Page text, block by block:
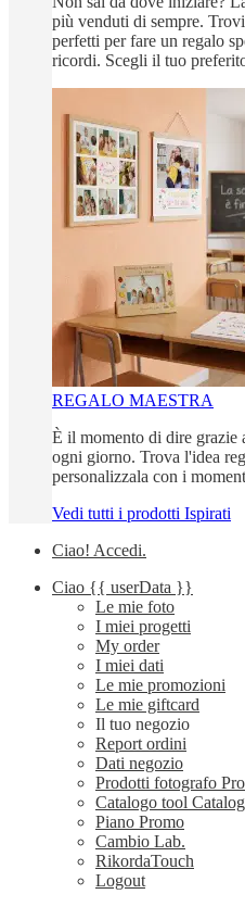
più venduti di sempre.
perfetti per fare un regalo
ricordi. Scegli il tuo
REGALO MAESTRA
È il momento di dire grazie
ogni giorno. Trova l'idea
personalizzala con i
Vedi tutti i prodotti Ispirati
Ciao! Accedi.
Ciao {{ userData }}
Le mie foto
I miei progetti
My order
I miei dati
Le mie promozioni
Le mie giftcard
Il tuo negozio
Report ordini
Dati negozio
Prodotti fotografo
Catalogo tool
Piano Promo
Cambio Lab.
RikordaTouch
Logout